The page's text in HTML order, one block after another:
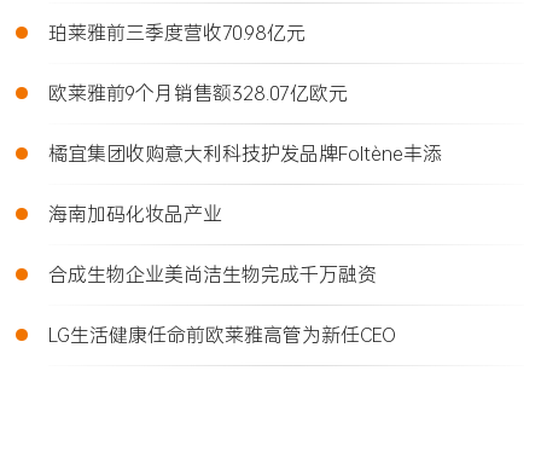
• 珀莱雅前三季度营收70.98亿元
• 欧莱雅前9个月销售额328.07亿欧元
• 橘宜集团收购意大利科技护发品牌Foltène丰添
• 海南加码化妆品产业
• 合成生物企业美尚洁生物完成千万融资
• LG生活健康任命前欧莱雅高管为新任CEO